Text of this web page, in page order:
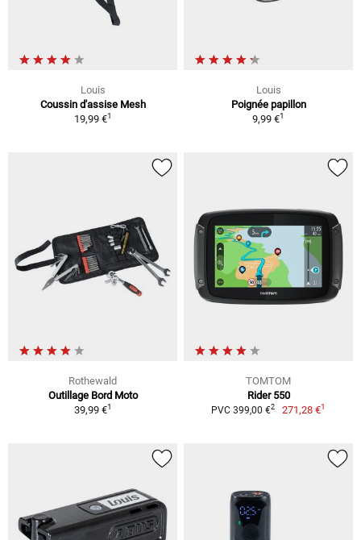
Louis
Coussin d'assise Mesh
19,99 €1
Louis
Poignée papillon
9,99 €1
Rothewald
Outillage Bord Moto
39,99 €1
TOMTOM
Rider 550
PVC 399,00 €2 271,28 €1